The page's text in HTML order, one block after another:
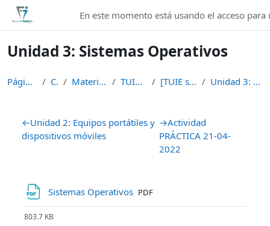
Salta al contenido principal
En este momento está usando el acceso
Unidad 3: Sistemas Operativos
Página Principal Cursos Materias de Pregrado TUIE San Vicente [TUIE sv] - Informática Unidad 3: Sistemas Operativos
Perfilado de sección
←Unidad 2: Equipos portátiles y
dispositivos móviles
→Actividad
PRÁCTICA 21-04-
2022
Sistemas Operativos Archivo
PDF
803.7 KB